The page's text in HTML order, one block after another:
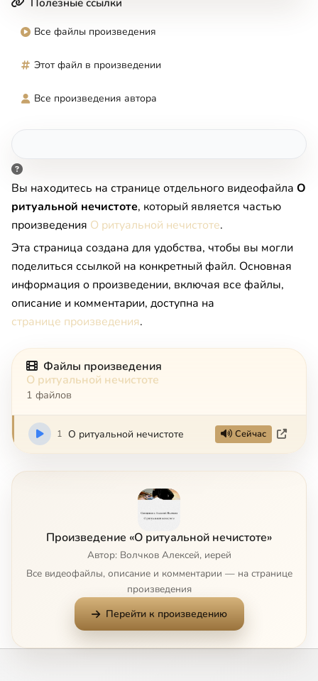
Полезные ссылки
Все файлы произведения
Этот файл в произведении
Все произведения автора
Вы находитесь на странице отдельного видеофайла О
ритуальной нечистоте, который является частью
произведения О ритуальной нечистоте.
Эта страница создана для удобства, чтобы вы могли
поделиться ссылкой на конкретный файл. Основная
информация о произведении, включая все файлы,
описание и комментарии, доступна на
странице произведения.
Файлы произведения
О ритуальной нечистоте
1 файлов
1 О ритуальной нечистоте Сейчас
Произведение «О ритуальной нечистоте»
Автор: Волчков Алексей, иерей
Все видеофайлы, описание и комментарии — на странице
произведения
Перейти к произведению